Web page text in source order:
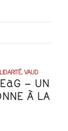
,VAUD
– UN
À LA